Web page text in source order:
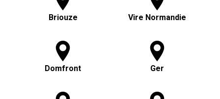
Briouze Vire Normandie
Domfront Ger